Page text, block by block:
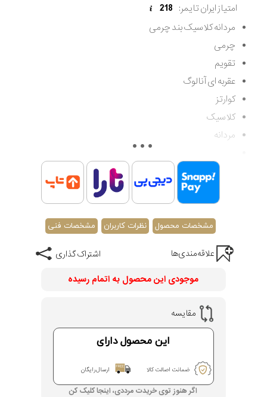
امتیاز ایران تایمر: 218
مردانه کلاسیک بند چرمی
چرمی
تقویم
عقربه ای آنالوگ
کوارتز
کلاسیک
مردانه
مقاوم در برابر آب تا 30 متر
اصالت کشور انگلستان
گارانتی مادام العمر اصالت کالا
مشخصات محصول نظرات کاربران مشخصات فنی
اشتراک گذاری
علاقه‌مندی‌ها
موجودی این محصول به اتمام رسیده
مقایسه
این محصول دارای
ضمانت اصالت کالا ارسال رایگان
اگر هنوز توی خریدت مرددی، اینجا کلیک کن